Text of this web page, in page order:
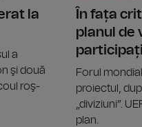
la
a
şi două
roş-
În fața
planul de
Forul
proiectul,
„diviziuni”.
plan.